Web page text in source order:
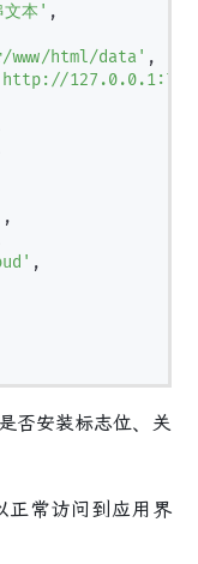
文本' ,
html/data' ,
,
,
否安装标志位、 关
常访问到应用界